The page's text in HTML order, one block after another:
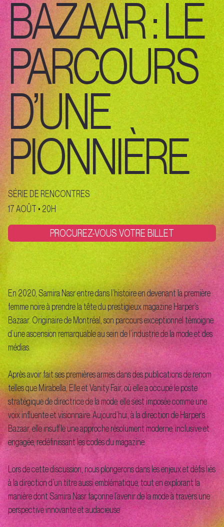
17 AOÛT • 20H
SÉRIE DE RENCONTRES
BAZAAR : LE
PARCOURS
D’UNE
PIONNIÈRE
PROCUREZ-VOUS VOTRE BILLET
En 2020, Samira Nasr entre dans l’histoire en devenant la première
femme noire à prendre la tête du prestigieux magazine Harper’s
Bazaar. Originaire de Montréal, son parcours exceptionnel témoigne
d’une ascension remarquable au sein de l’industrie de la mode et des
médias.
Après avoir fait ses premières armes dans des publications de renom
telles que Mirabella, Elle et Vanity Fair, où elle a occupé le poste
stratégique de directrice de la mode, elle s’est imposée comme une
voix influente et visionnaire. Aujourd’hui, à la direction de Harper’s
Bazaar, elle insuffle une approche résolument moderne, inclusive et
engagée, redéfinissant les codes du magazine.
Lors de cette discussion, nous plongerons dans les enjeux et défis liés
à la direction d’un titre aussi emblématique, tout en explorant la
manière dont Samira Nasr façonne l’avenir de la mode à travers une
perspective innovante et audacieuse